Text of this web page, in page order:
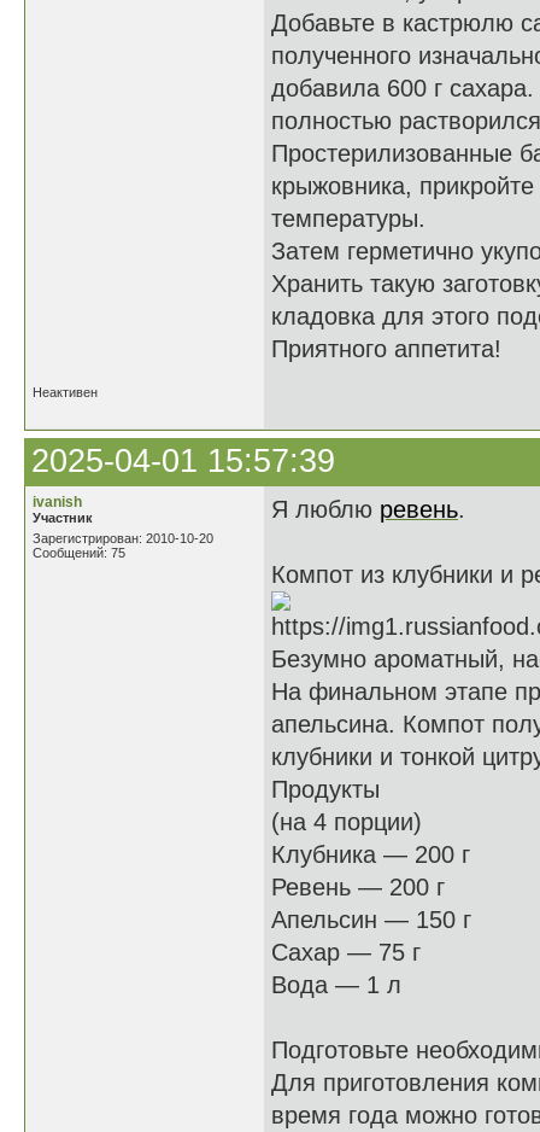
Добавьте в кастрюлю
полученного
добавила 600 г
полностью
Простерилизованные
крыжовника,
температуры.
Затем герметично
Хранить такую
кладовка для этого
Приятного аппетита!
Неактивен
2025-04-01 15:57:39
ivanish
Участник
Зарегистрирован: 2010-10-20
Сообщений: 75
Я люблю ревень.
Компот из клубники и
Безумно ароматный,
На финальном этапе
апельсина. Компот
клубники и тонкой
Продукты
(на 4 порции)
Клубника — 200 г
Ревень — 200 г
Апельсин — 150 г
Сахар — 75 г
Вода — 1 л
Подготовьте
Для приготовления
время года можно